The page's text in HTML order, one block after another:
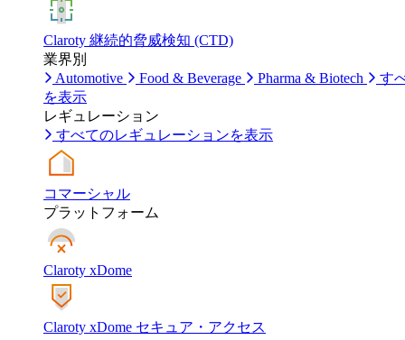
Claroty 継続的脅威検知 (CTD)
業界別
Automotive
Food & Beverage Pharma & Biotech
す
を表示
レギュレーション
すべてのレギュレーションを表示
コマーシャル
プラットフォーム
Claroty xDome
Claroty xDome セキュア・アクセス